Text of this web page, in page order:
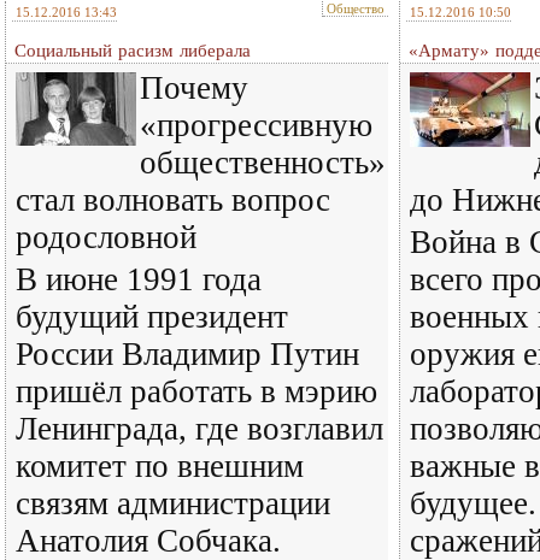
15.12.2016 13:43 Общество
Социальный расизм либерала
Почему
«прогрессивную
общественность»
стал волновать вопрос
родословной
В июне 1991 года
будущий президент
России Владимир Путин
пришёл работать в мэрию
Ленинграда, где возглавил
комитет по внешним
связям администрации
Анатолия Собчака.
15.12.2016 10:50
«Армату»
до
Война в
всего
военных
оружия
важные